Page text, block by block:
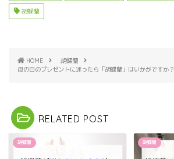
胡蝶蘭
HOME
胡蝶蘭
母の日のプレゼントに迷ったら「胡蝶蘭」はいかがですか？
RELATED POST
胡蝶蘭 胡蝶蘭